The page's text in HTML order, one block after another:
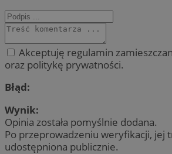
Akceptuję regulamin
oraz politykę prywatności.
Błąd:
Wynik:
Opinia została pomyślnie dodana.
Po przeprowadzeniu weryfikacji, jej
udostępniona publicznie.